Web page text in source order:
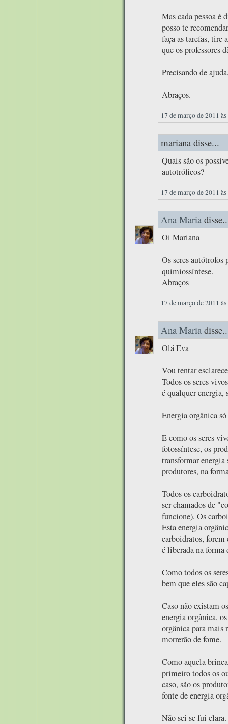
Mas cada pessoa
posso te
faça as tarefas, tire
que os professores
Precisando de
Abraços.
17 de março de 2011
mariana disse...
Quais são os
autotróficos?
17 de março de 2011
Ana Maria
Oi Mariana
Os seres autótrofos
quimiossíntese.
Abraços
17 de março de 2011
Ana Maria
Olá Eva
Vou tentar
Todos os seres
é qualquer energia,
Energia orgânica
E como os seres
fotossíntese, os
transformar energia
produtores, na
Todos os
ser chamados de
funcione). Os
Esta energia
carboidratos,
é liberada na
Como todos os
bem que eles são
Caso não existam
energia orgânica,
orgânica para mais
morrerão de fome.
Como aquela
primeiro todos os
caso, são os
fonte de energia
Não sei se fui